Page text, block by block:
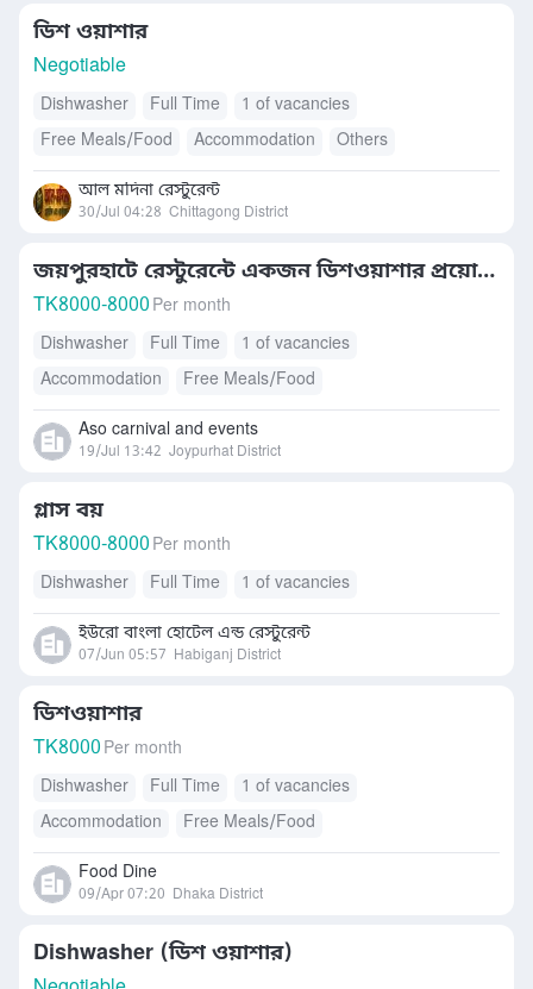
ডিশ ওয়াশার
Negotiable
Dishwasher Full Time
1 of vacancies
Free Meals/Food
Accommodation Others
আল মদিনা রেস্টুরেন্ট
30/Jul 04:28 Chittagong District
জয়পুরহাটে রেস্টুরেন্টে একজন ডিশওয়াশার প্রয়োজন
TK8000-8000 Per month
Dishwasher
Full Time
1 of vacancies
Accommodation
Free Meals/Food
Aso carnival and events
19/Jul 13:42 Joypurhat District
গ্লাস বয়
TK8000-8000 Per month
Dishwasher
Full Time 1 of vacancies
ইউরো বাংলা হোটেল এন্ড রেস্টুরেন্ট
07/Jun 05:57 Habiganj District
ডিশওয়াশার
TK8000 Per month
Dishwasher
Full Time
1 of vacancies
Accommodation
Free Meals/Food
Food Dine
09/Apr 07:20 Dhaka District
Dishwasher (ডিশ ওয়াশার)